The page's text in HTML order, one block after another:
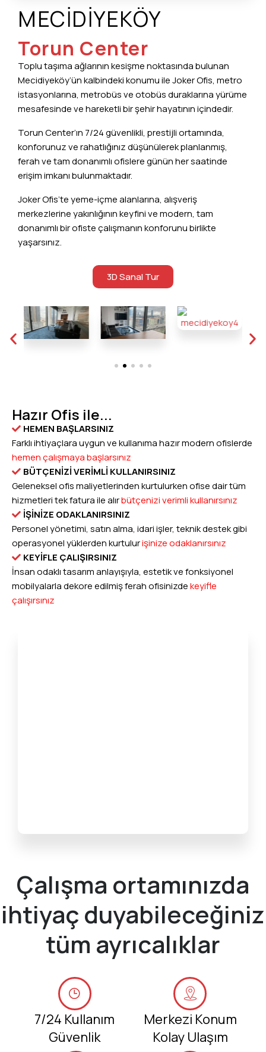
MECİDİYEKÖY
Torun Center
Toplu taşıma ağlarının kesişme noktasında bulunan
Mecidiyeköy’ün kalbindeki konumu ile Joker Ofis, metro
istasyonlarına, metrobüs ve otobüs duraklarına yürüme
mesafesinde ve hareketli bir şehir hayatının içindedir.
Torun Center’ın 7/24 güvenlikli, prestijli ortamında,
konforunuz ve rahatlığınız düşünülerek planlanmış,
ferah ve tam donanımlı ofislere günün her saatinde
erişim imkanı bulunmaktadır.
Joker Ofis’te yeme-içme alanlarına, alışveriş
merkezlerine yakınlığının keyfini ve modern, tam
donanımlı bir ofiste çalışmanın konforunu birlikte
yaşarsınız.
3D Sanal Tur
Hazır Ofis ile...
HEMEN BAŞLARSINIZ
Farklı ihtiyaçlara uygun ve kullanıma hazır modern ofislerde
hemen çalışmaya başlarsınız
BÜTÇENİZİ VERİMLİ KULLANIRSINIZ
Geleneksel ofis maliyetlerinden kurtulurken ofise dair tüm
hizmetleri tek fatura ile alırbütçenizi verimli kullanırsınız
İŞİNİZE ODAKLANIRSINIZ
Personel yönetimi, satın alma, idari işler, teknik destek gibi
operasyonel yüklerden kurtulurişinize odaklanırsınız
KEYİFLE ÇALIŞIRSINIZ
İnsan odaklı tasarım anlayışıyla, estetik ve fonksiyonel
mobilyalarla dekore edilmiş ferah ofisinizdekeyifle
çalışırsınız
Çalışma ortamınızda
ihtiyaç duyabileceğiniz
tüm ayrıcalıklar
7/24 Kullanım
Güvenlik
Merkezi Konum
Kolay Ulaşım